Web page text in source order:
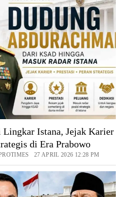
Lingkar Istana, Jejak Karier
di Era Prabowo
27 APRIL 2026 12:28 PM